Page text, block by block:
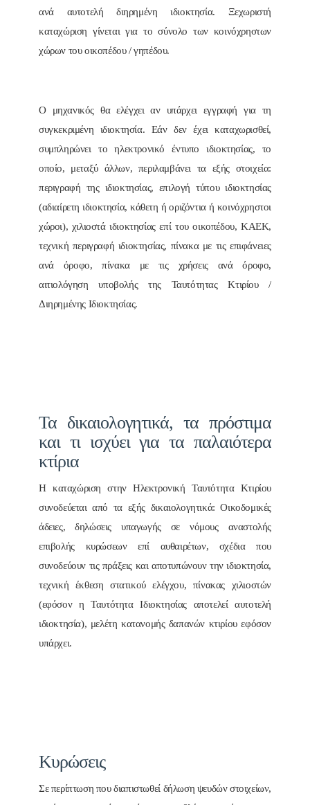
ανά αυτοτελή διηρημένη ιδιοκτησία. Ξεχωριστή
καταχώριση γίνεται για το σύνολο των κοινόχρηστων
χώρων του οικοπέδου / γηπέδου.
Ο μηχανικός θα ελέγχει αν υπάρχει εγγραφή για τη
συγκεκριμένη ιδιοκτησία. Εάν δεν έχει καταχωρισθεί,
συμπληρώνει το ηλεκτρονικό έντυπο ιδιοκτησίας, το
οποίο, μεταξύ άλλων, περιλαμβάνει τα εξής στοιχεία:
περιγραφή της ιδιοκτησίας, επιλογή τύπου ιδιοκτησίας
(αδιαίρετη ιδιοκτησία, κάθετη ή οριζόντια ή κοινόχρηστοι
χώροι), χιλιοστά ιδιοκτησίας επί του οικοπέδου, ΚΑΕΚ,
τεχνική περιγραφή ιδιοκτησίας, πίνακα με τις επιφάνειες
ανά όροφο, πίνακα με τις χρήσεις ανά όροφο,
αιτιολόγηση υποβολής της Ταυτότητας Κτιρίου /
Διηρημένης Ιδιοκτησίας.
Τα δικαιολογητικά, τα πρόστιμα
και τι ισχύει για τα παλαιότερα
κτίρια
Η καταχώριση στην Ηλεκτρονική Ταυτότητα Κτιρίου
συνοδεύεται από τα εξής δικαιολογητικά: Οικοδομικές
άδειες, δηλώσεις υπαγωγής σε νόμους αναστολής
επιβολής κυρώσεων επί αυθαιρέτων, σχέδια που
συνοδεύουν τις πράξεις και αποτυπώνουν την ιδιοκτησία,
τεχνική έκθεση στατικού ελέγχου, πίνακας χιλιοστών
(εφόσον η Ταυτότητα Ιδιοκτησίας αποτελεί αυτοτελή
ιδιοκτησία), μελέτη κατανομής δαπανών κτιρίου εφόσον
υπάρχει.
Κυρώσεις
Σε περίπτωση που διαπιστωθεί δήλωση ψευδών στοιχείων,